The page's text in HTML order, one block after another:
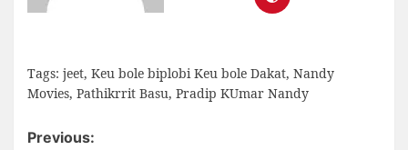
Tags: jeet, Keu bole biplobi Keu bole Dakat, Nandy
Movies, Pathikrrit Basu, Pradip KUmar Nandy
Previous: